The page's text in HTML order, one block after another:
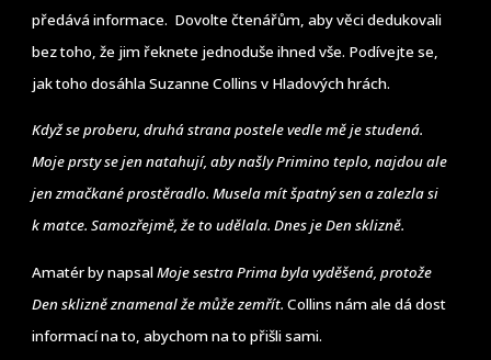
předává informace. Dovolte čtenářům, aby věci dedukovali
bez toho, že jim řeknete jednoduše ihned vše. Podívejte se,
jak toho dosáhla Suzanne Collins v Hladových hrách.
Když se proberu, druhá strana postele vedle mě je studená.
Moje prsty se jen natahují, aby našly Primino teplo, najdou ale
jen zmačkané prostěradlo. Musela mít špatný sen a zalezla si
k matce. Samozřejmě, že to udělala. Dnes je Den sklizně.
Amatér by napsalMoje sestra Prima byla vyděšená, protože
Den sklizně znamenal že může zemřít. Collins nám ale dá dost
informací na to, abychom na to přišli sami.